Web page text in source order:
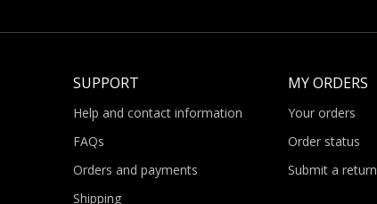
SUPPORT
Help and contact information
FAQs
Orders and payments
Shipping
MY ORDERS
Your orders
Order status
Submit a return